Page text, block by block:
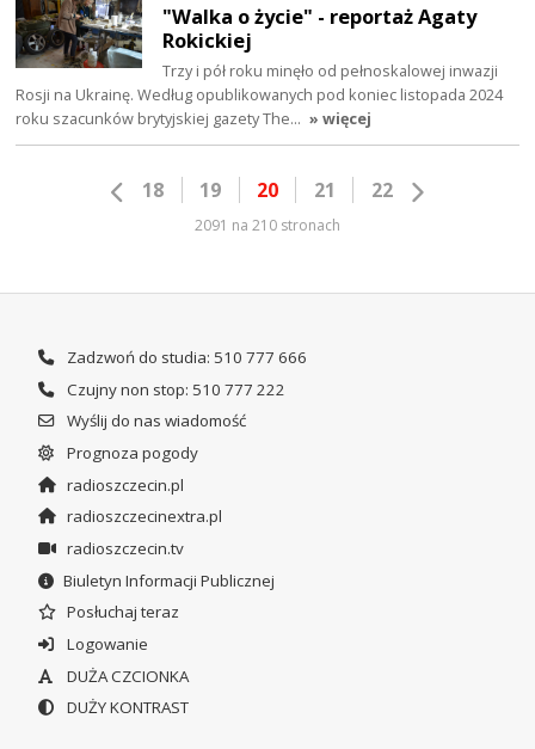
"Walka o życie" - reportaż Agaty
Rokickiej
Trzy i pół roku minęło od pełnoskalowej inwazji
Rosji na Ukrainę. Według opublikowanych pod koniec listopada 2024
roku szacunków brytyjskiej gazety The… » więcej
18 19 20 21 22
2091 na 210 stronach
Zadzwoń do studia: 510 777 666
Czujny non stop: 510 777 222
Wyślij do nas wiadomość
Prognoza pogody
radioszczecin.pl
radioszczecinextra.pl
radioszczecin.tv
Biuletyn Informacji Publicznej
Posłuchaj teraz
Logowanie
DUŻA CZCIONKA
DUŻY KONTRAST